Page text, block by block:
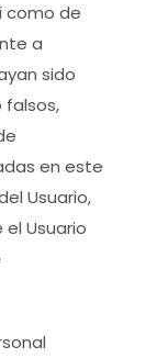
como de
a
sido
falsos,
en este
Usuario,
Usuario